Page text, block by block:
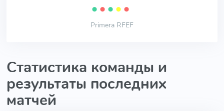
⬤ ⬤ ⬤ ⬤ ⬤
Primera RFEF
Статистика команды и
результаты последних
матчей